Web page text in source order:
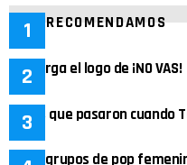
TE RECOMENDAMOS
Descarga el logo de ¡NO VAS!
Cosas que pasaron
Los 4 grupos de pop